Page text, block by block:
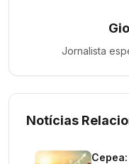
Jornalista
Notícias